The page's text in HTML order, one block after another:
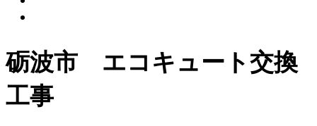
砺波市 エコキュート交換
工事